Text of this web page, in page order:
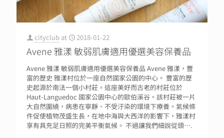
cityclub at 2018-01-22
Avene 雅漾 敏弱肌膚適用優選美容保養品
Avene 雅漾 敏弱肌膚適用優選美容保養品 Avene 雅漾，豐
富的歷史 雅漾村位於一座自然國家公園的中心。 豐富的歷
史起源於南法一個小村莊。這座美好而古老的村莊位於
Haut-Languedoc 國家公園中心的歐伯溪谷。該村莊被一片
大自然圍繞，病患在寧靜、不受汙染的環境下療養。氣候條
件促使植物茂盛生長，在地中海與大西洋的影響下，雅漾村
享有具充足日照的完美平衡氣候。 不過讓我們細說從頭….